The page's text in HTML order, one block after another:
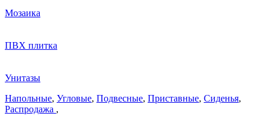
Мозаика
ПВХ плитка
Унитазы
Напольные, Угловые, Подвесные, Приставные, Сиденья,
Распродажа ,